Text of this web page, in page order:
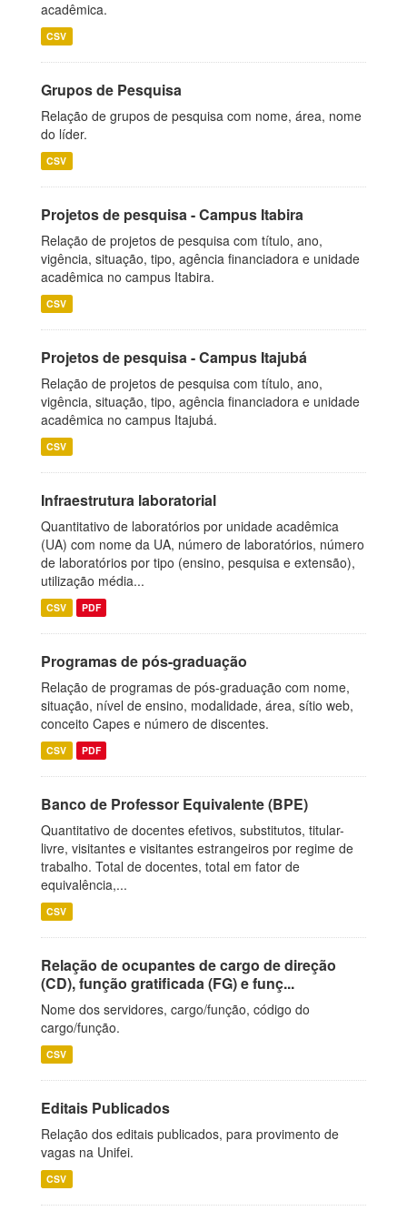
acadêmica.
CSV
Grupos de Pesquisa
Relação de grupos de pesquisa com nome, área, nome
do líder.
CSV
Projetos de pesquisa - Campus Itabira
Relação de projetos de pesquisa com título, ano,
vigência, situação, tipo, agência financiadora e unidade
acadêmica no campus Itabira.
CSV
Projetos de pesquisa - Campus Itajubá
Relação de projetos de pesquisa com título, ano,
vigência, situação, tipo, agência financiadora e unidade
acadêmica no campus Itajubá.
CSV
Infraestrutura laboratorial
Quantitativo de laboratórios por unidade acadêmica
(UA) com nome da UA, número de laboratórios, número
de laboratórios por tipo (ensino, pesquisa e extensão),
utilização média...
CSV PDF
Programas de pós-graduação
Relação de programas de pós-graduação com nome,
situação, nível de ensino, modalidade, área, sítio web,
conceito Capes e número de discentes.
CSV PDF
Banco de Professor Equivalente (BPE)
Quantitativo de docentes efetivos, substitutos, titular-
livre, visitantes e visitantes estrangeiros por regime de
trabalho. Total de docentes, total em fator de
equivalência,...
CSV
Relação de ocupantes de cargo de direção
(CD), função gratificada (FG) e funç...
Nome dos servidores, cargo/função, código do
cargo/função.
CSV
Editais Publicados
Relação dos editais publicados, para provimento de
vagas na Unifei.
CSV